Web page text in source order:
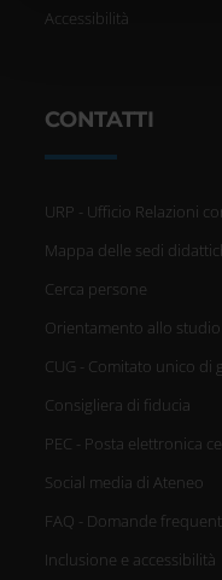
pubblicità e social
Accessibilità
CONTATTI
URP - Ufficio Relazioni
Mappa delle sedi
Cerca persone
Orientamento allo studio
CUG - Comitato unico di
Consigliera di fiducia
PEC - Posta elettronica
Social media di Ateneo
FAQ - Domande
Inclusione e accessibilità